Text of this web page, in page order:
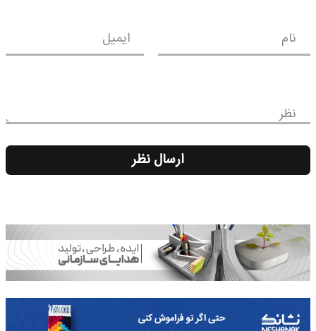
نام ایمیل
نظر
ارسال نظر